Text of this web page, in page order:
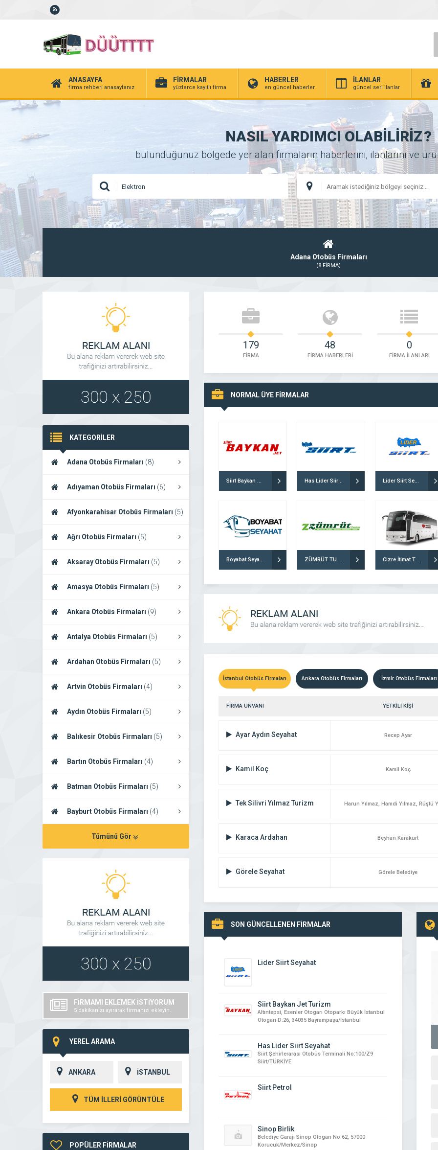
ANASAYFA
firma rehberi anasayfanız
FİRMALAR
yüzlerce kayıtlı firma
HABERLER
en güncel haberler
İLANLAR
güncel seri ilanlar
NASIL YARDIMCI OLABİLİRİZ?
bulunduğunuz bölgede yer alan firmaların haberlerini, ilanlarını ve
Adana Otobüs Firmaları
(8 FİRMA)
KATEGORİLER
Adana Otobüs Firmaları (8)
Adıyaman Otobüs Firmaları (6)
Afyonkarahisar Otobüs Firmaları (5)
Ağrı Otobüs Firmaları (5)
Aksaray Otobüs Firmaları (5)
Amasya Otobüs Firmaları (5)
Ankara Otobüs Firmaları (9)
Antalya Otobüs Firmaları (5)
Ardahan Otobüs Firmaları (5)
Artvin Otobüs Firmaları (4)
Aydın Otobüs Firmaları (5)
Balıkesir Otobüs Firmaları (5)
Bartın Otobüs Firmaları (4)
Batman Otobüs Firmaları (5)
Bayburt Otobüs Firmaları (4)
Tümünü Gör
FİRMAMI EKLEMEK İSTİYORUM
5 dakikanızı ayırarak firmanızı ekleyin..
YEREL ARAMA
ANKARA İSTANBUL
TÜM İLLERİ GÖRÜNTÜLE
POPÜLER FİRMALAR
179
FİRMA
48
FİRMA HABERLERİ
0
FİRMA İLANLARI
NORMAL ÜYE FİRMALAR
Siirt Baykan Jet Turizm Has Lider Siirt Seyahat Lider Siirt Seyahat
Boyabat Seyahat ZÜMRÜT TURİZM Cizre İtimat Turizm
İstanbul Otobüs Firmaları Ankara Otobüs Firmaları İzmir Otobüs Firmaları
FİRMA ÜNVANI YETKİLİ KİŞİ
Ayar Aydın Seyahat Recep Ayar
Kamil Koç Kamil Koç
Tek Silivri Yılmaz Turizm Harun Yılmaz, Hamdi Yılmaz, Rüştü
Karaca Ardahan Beyhan Karakurt
Görele Seyahat Görele Belediye
SON GÜNCELLENEN FİRMALAR
Lider Siirt Seyahat
Siirt Baykan Jet Turizm
Altıntepsi, Esenler Otogarı Otoparkı Büyük İstanbul
Otogarı D:26, 34035 Bayrampaşa/İstanbul
Has Lider Siirt Seyahat
Siirt Şehirlerarası Otobüs Terminali No:100/Z9
Siirt/TÜRKİYE
Siirt Petrol
Sinop Birlik
Belediye Garajı Sinop Otogarı No:62, 57000
Korucuk/Merkez/Sinop